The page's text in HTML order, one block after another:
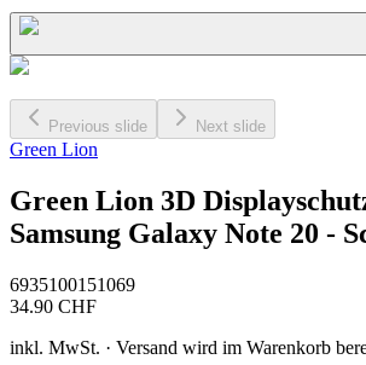
Previous slide Next slide
Green Lion
Green Lion 3D
Samsung Galaxy Note 20 -
6935100151069
34.90 CHF
inkl. MwSt. · Versand wird im Warenkorb